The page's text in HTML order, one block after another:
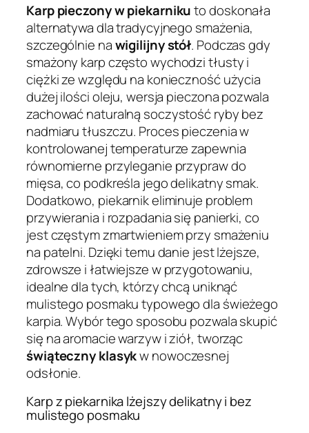
Karp pieczony w piekarnikuto doskonała
alternatywa dla tradycyjnego smażenia,
szczególnie nawigilijny stół. Podczas gdy
smażony karp często wychodzi tłusty i
ciężki ze względu na konieczność użycia
dużej ilości oleju, wersja pieczona pozwala
zachować naturalną soczystość ryby bez
nadmiaru tłuszczu. Proces pieczenia w
kontrolowanej temperaturze zapewnia
równomierne przyleganie przypraw do
mięsa, co podkreśla jego delikatny smak.
Dodatkowo, piekarnik eliminuje problem
przywierania i rozpadania się panierki, co
jest częstym zmartwieniem przy smażeniu
na patelni. Dzięki temu danie jest lżejsze,
zdrowsze i łatwiejsze w przygotowaniu,
idealne dla tych, którzy chcą uniknąć
mulistego posmaku typowego dla świeżego
karpia. Wybór tego sposobu pozwala skupić
się na aromacie warzyw i ziół, tworząc
świąteczny klasykw nowoczesnej
odsłonie.
Karp z piekarnika lżejszy delikatny i bez
mulistego posmaku